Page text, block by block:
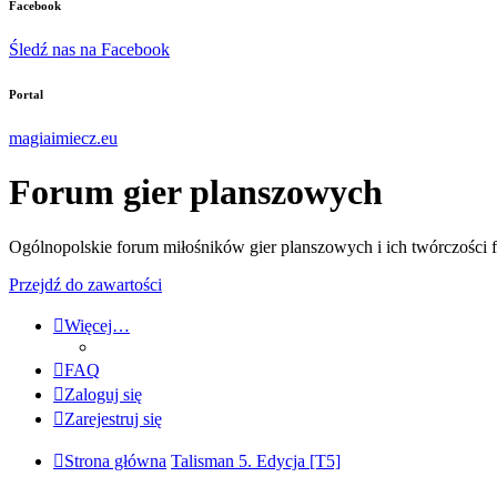
Facebook
Śledź nas na Facebook
Portal
magiaimiecz.eu
Forum gier planszowych
Ogólnopolskie forum miłośników gier planszowych i ich twórczości
Przejdź do zawartości
Więcej…
FAQ
Zaloguj się
Zarejestruj się
Strona główna Talisman 5. Edycja [T5]